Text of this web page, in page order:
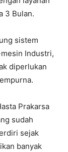
3 Bulan.
sistem
Industri,
diperlukan
Prakarsa
sudah
sejak
banyak